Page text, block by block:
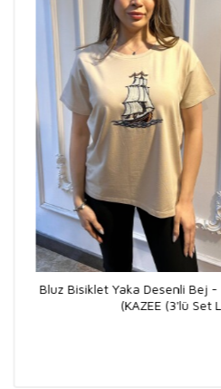
فروش عمده مدل لباس زنانه
فروش عمده مدل بلوز زنانه
برای دریافت اطلاعات دقیق در
بگیرید.
قیمت های ما شامل هزینه حمل و
ما سفارشات شما را به سراسر دنیا
برای باربری می توانید با
ما پیش‌سفارش‌ها را در سایت خود
موجودی‌ها پردازش می‌شوند.
شرکت ما با انواع سیستم های
می توانید از طریق بانک یا کارت
Bluz Bisiklet Yaka Desenli Bej
KAZEE (3'lü Set